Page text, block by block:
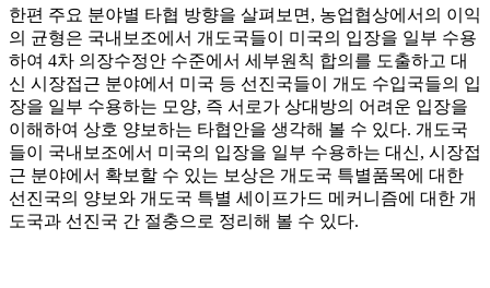
한편 주요 분야별 타협 방향을 살펴보면, 농업협상에서의 이익
의 균형은 국내보조에서 개도국들이 미국의 입장을 일부 수용
하여 4차 의장수정안 수준에서 세부원칙 합의를 도출하고 대
신 시장접근 분야에서 미국 등 선진국들이 개도 수입국들의 입
장을 일부 수용하는 모양, 즉 서로가 상대방의 어려운 입장을
이해하여 상호 양보하는 타협안을 생각해 볼 수 있다. 개도국
들이 국내보조에서 미국의 입장을 일부 수용하는 대신, 시장접
근 분야에서 확보할 수 있는 보상은 개도국 특별품목에 대한
선진국의 양보와 개도국 특별 세이프가드 메커니즘에 대한 개
도국과 선진국 간 절충으로 정리해 볼 수 있다.